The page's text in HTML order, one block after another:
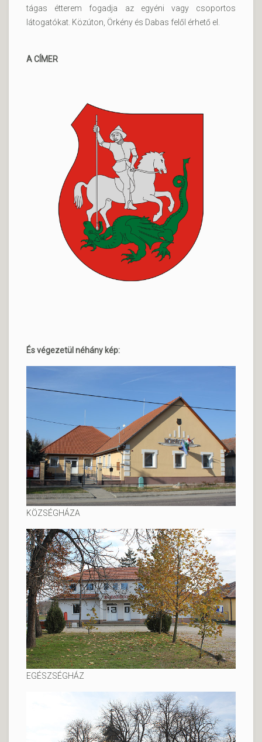
tágas étterem fogadja az egyéni vagy csoportos
látogatókat. Közúton, Örkény és Dabas felől érhető el.
A CÍMER
És végezetül néhány kép:
KÖZSÉGHÁZA
EGÉSZSÉGHÁZ